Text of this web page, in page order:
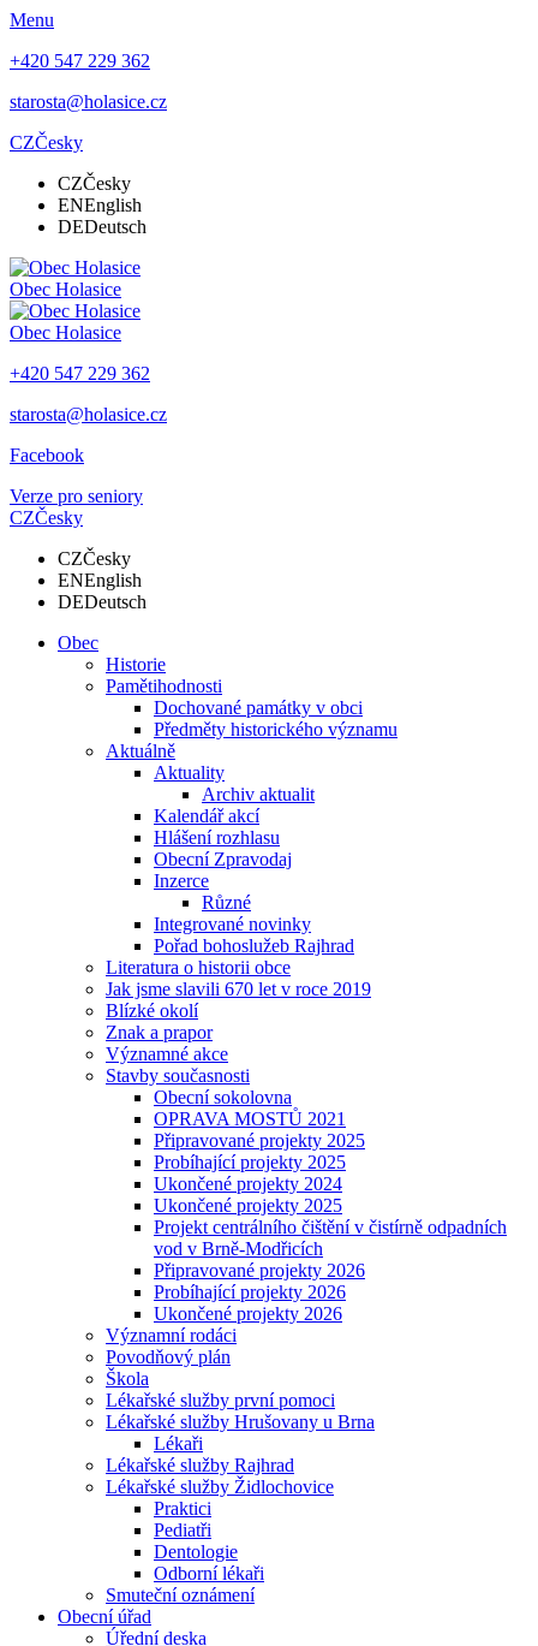
Menu
+420 547 229 362
starosta@holasice.cz
CZČesky
CZČesky
ENEnglish
DEDeutsch
Obec Holasice
Obec Holasice
+420 547 229 362
starosta@holasice.cz
Facebook
Verze pro seniory
CZČesky
CZČesky
ENEnglish
DEDeutsch
Obec
Historie
Pamětihodnosti
Dochované památky v obci
Předměty historického významu
Aktuálně
Aktuality
Archiv aktualit
Kalendář akcí
Hlášení rozhlasu
Obecní Zpravodaj
Inzerce
Různé
Integrované novinky
Pořad bohoslužeb Rajhrad
Literatura o historii obce
Jak jsme slavili 670 let v roce 2019
Blízké okolí
Znak a prapor
Významné akce
Stavby současnosti
Obecní sokolovna
OPRAVA MOSTŮ 2021
Připravované projekty 2025
Probíhající projekty 2025
Ukončené projekty 2024
Ukončené projekty 2025
Projekt centrálního čištění v čistírně odpadních
vod v Brně-Modřicích
Připravované projekty 2026
Probíhající projekty 2026
Ukončené projekty 2026
Významní rodáci
Povodňový plán
Škola
Lékařské služby první pomoci
Lékařské služby Hrušovany u Brna
Lékaři
Lékařské služby Rajhrad
Lékařské služby Židlochovice
Praktici
Pediatři
Dentologie
Odborní lékaři
Smuteční oznámení
Obecní úřad
Úřední deska